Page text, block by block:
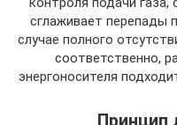
сглаживает перепады
случае полного
соответственно,
энергоносителя